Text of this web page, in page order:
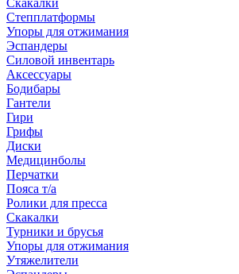
Скакалки
Степплатформы
Упоры для отжимания
Эспандеры
Силовой инвентарь
Аксессуары
Бодибары
Гантели
Гири
Грифы
Диски
Медицинболы
Перчатки
Пояса т/а
Ролики для пресса
Скакалки
Турники и брусья
Упоры для отжимания
Утяжелители